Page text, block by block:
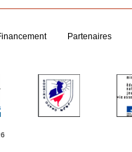
Partenaires